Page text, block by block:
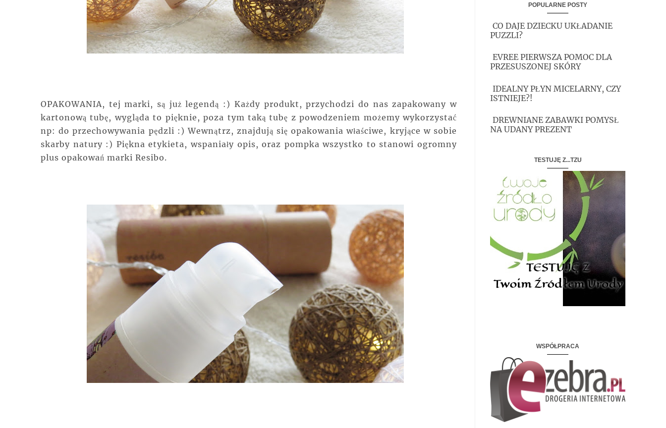
OPAKOWANIA, tej marki, są już legendą :) Każdy produkt, przychodzi do nas zapakowany w
kartonową tubę, wygląda to pięknie, poza tym taką tubę z powodzeniem możemy wykorzystać
np: do przechowywania pędzli :) Wewnątrz, znajdują się opakowania właściwe, kryjące w sobie
skarby natury :) Piękna etykieta, wspaniały opis, oraz pompka wszystko to stanowi ogromny
plus opakowań marki Resibo.
POPULARNE POSTY
CO DAJE DZIECKU UKŁADANIE
PUZZLI?
EVREE PIERWSZA POMOC DLA
PRZESUSZONEJ SKÓRY
IDEALNY PŁYN MICELARNY, CZY
ISTNIEJE?!
DREWNIANE ZABAWKI POMYSŁ
NA UDANY PREZENT
TESTUJĘ Z...TZU
WSPÓŁPRACA